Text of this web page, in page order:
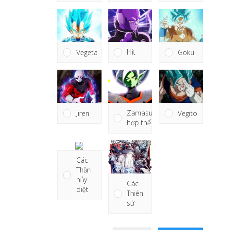
Vegeta Hit Goku
Jiren
Zamasu
hợp thể
Vegito
Các
Thần
hủy
diệt
Các
Thiên
sứ